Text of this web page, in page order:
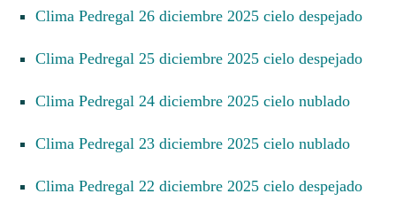
Clima Pedregal 26 diciembre 2025 cielo despejado
Clima Pedregal 25 diciembre 2025 cielo despejado
Clima Pedregal 24 diciembre 2025 cielo nublado
Clima Pedregal 23 diciembre 2025 cielo nublado
Clima Pedregal 22 diciembre 2025 cielo despejado